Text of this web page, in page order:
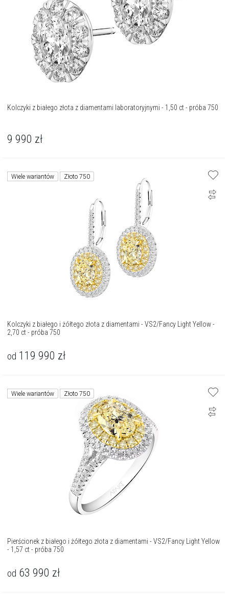
Kolczyki z białego złota z diamentami laboratoryjnymi - 1,50 ct - próba 750
9 990 zł
Wiele wariantów Złoto 750
Kolczyki z białego i żółtego złota z diamentami - VS2/Fancy Light Yellow -
2,70 ct - próba 750
od 119 990 zł
Wiele wariantów Złoto 750
Pierścionek z białego i żółtego złota z diamentami - VS2/Fancy Light Yellow
- 1,57 ct - próba 750
od 63 990 zł